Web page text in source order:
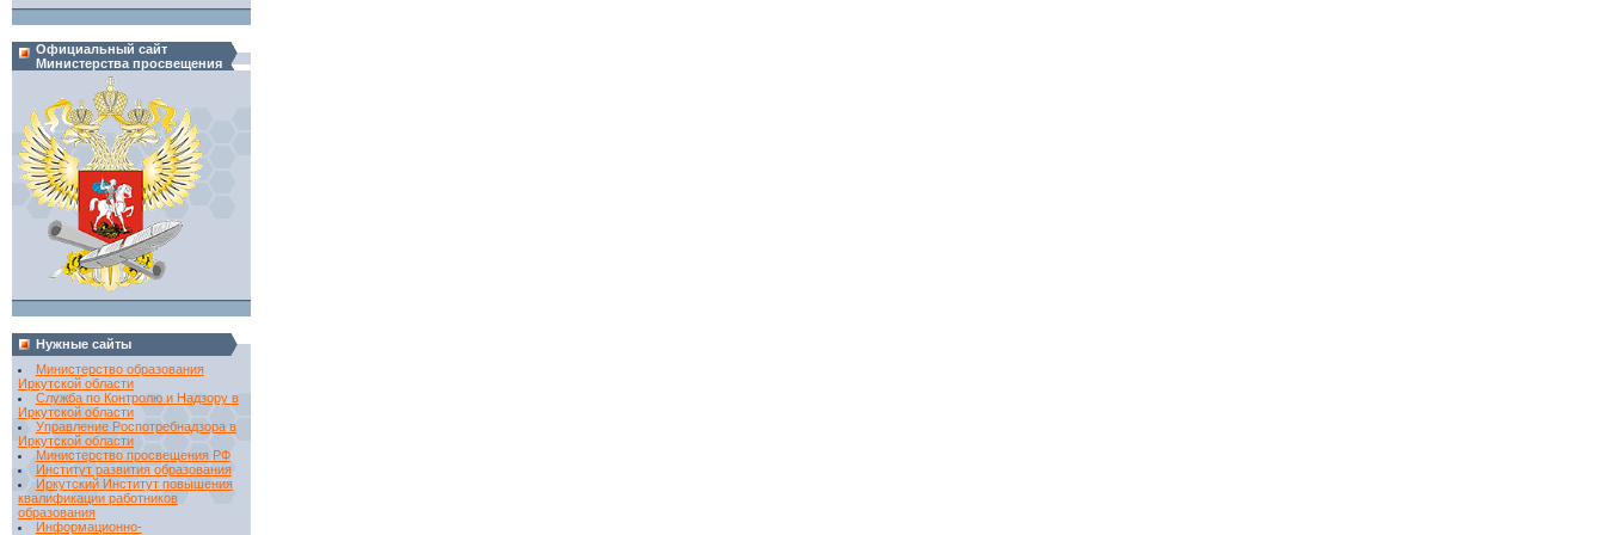
Официальный сайт
Министерства просвещения
Нужные сайты
Министерство образования
Иркутской области
Служба по Контролю и Надзору в
Иркутской области
Управление Роспотребнадзора в
Иркутской области
Министерство просвещения РФ
Институт развития образования
Иркутский Институт повышения
квалификации работников
образования
Информационно-